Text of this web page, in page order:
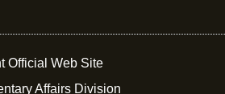
Official Web Site
Affairs Division